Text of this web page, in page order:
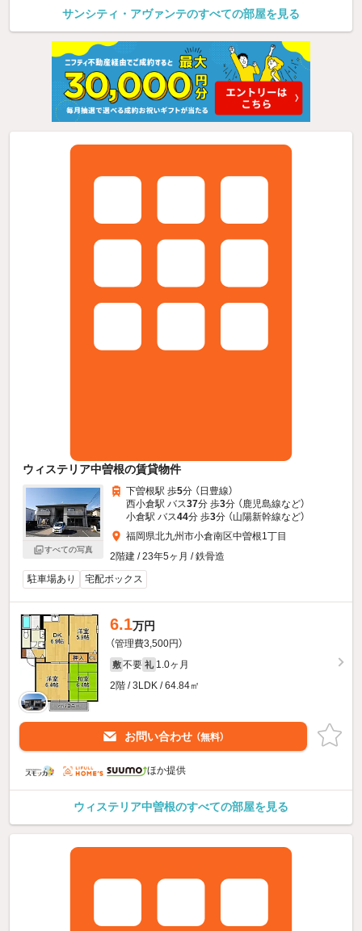
サンシティ・アヴァンテのすべての部屋を見る
ウィステリア中曽根の賃貸物件
すべての写真
下曽根駅 歩5分 （日豊線）
西小倉駅 バス37分 歩3分 （鹿児島線など）
小倉駅 バス44分 歩3分 （山陽新幹線など）
福岡県北九州市小倉南区中曽根1丁目
2階建 / 23年5ヶ月 / 鉄骨造
駐車場あり
宅配ボックス
6.1万円
（管理費3,500円）
敷 不要 礼 1.0ヶ月
2階 / 3LDK / 64.84㎡
お問い合わせ （無料）
ほか提供
ウィステリア中曽根のすべての部屋を見る